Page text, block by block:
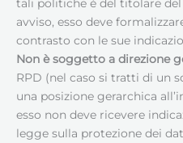
tali politiche è del titolare
avviso, esso deve
contrasto con le sue
Non è soggetto a direzione
RPD (nel caso si tratti di un
una posizione gerarchica
esso non deve ricevere
legge sulla protezione dei